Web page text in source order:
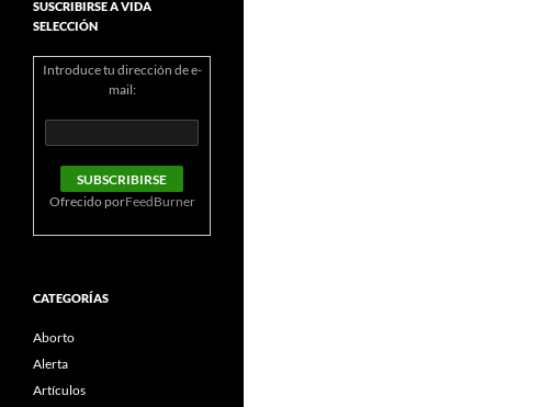
SUSCRIBIRSE A VIDA
SELECCIÓN
Introduce tu dirección de e-
mail:
Ofrecido porFeedBurner
CATEGORÍAS
Aborto
Alerta
Artículos